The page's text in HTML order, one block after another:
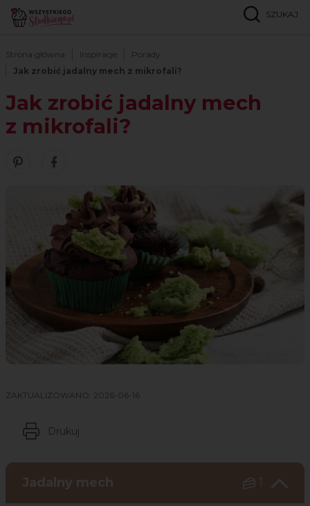
SZUKAJ
Strona główna Inspiracje
Porady
Jak zrobić jadalny mech z mikrofali?
Jak zrobić jadalny mech
z mikrofali?
Zobacz nasze piny w serwisie Pinterest
Śledź nas na Facebooku
ZAKTUALIZOWANO: 2026-06-16
Drukuj
Jadalny mech 1